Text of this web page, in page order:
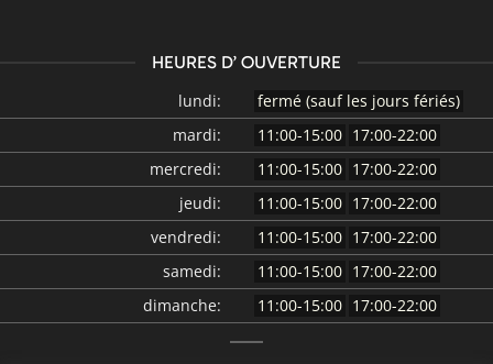
HEURES D’ OUVERTURE
lundi:
fermé (sauf les jours fériés)
mardi:
11:00-15:00 17:00-22:00
mercredi:
11:00-15:00 17:00-22:00
jeudi:
11:00-15:00 17:00-22:00
vendredi:
11:00-15:00 17:00-22:00
samedi:
11:00-15:00 17:00-22:00
dimanche:
11:00-15:00 17:00-22:00